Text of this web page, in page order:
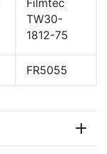
TW30-
1812-75
FR5055